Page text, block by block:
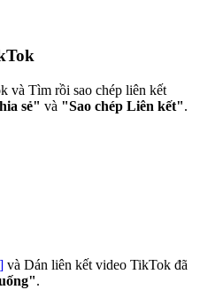
và Tìm rồi sao chép liên kết
sẻ" và "Sao chép Liên kết".
và Dán liên kết video TikTok đã
.